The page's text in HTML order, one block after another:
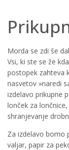
Morda se zdi še
Vsi, ki ste se že
postopek zahteva
nasvetov »naredi
izdelavo prikupne
lonček za
shranjevanje
Za izdelavo bomo
valjar, papir za